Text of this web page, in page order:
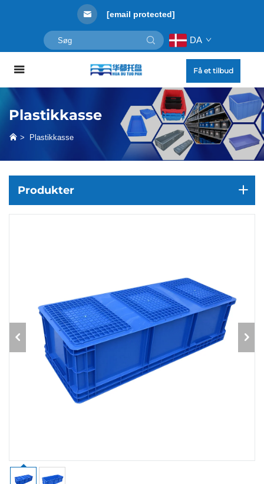
[email protected]
DA
Få et tilbud
Plastikkasse
> Plastikkasse
Produkter